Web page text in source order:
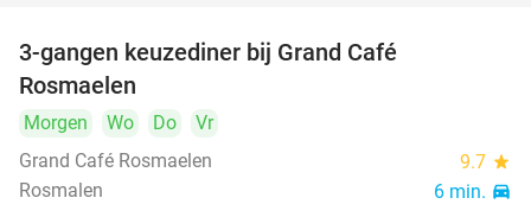
3-gangen keuzediner bij Grand Café
Rosmaelen
Morgen Wo Do
Vr
Grand Café Rosmaelen
9.7 star
Rosmalen 6 min. directions_car